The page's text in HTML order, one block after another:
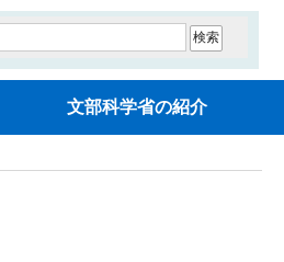
文部科学省の紹介